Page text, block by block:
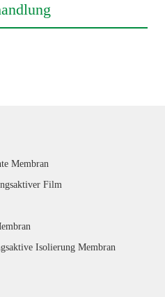
Membran
Film
Isolierung Membran